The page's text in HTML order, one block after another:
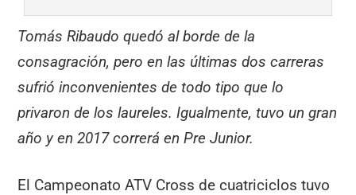
Tomás Ribaudo quedó al borde de la
consagración, pero en las últimas dos carreras
sufrió inconvenientes de todo tipo que lo
privaron de los laureles. Igualmente, tuvo un gran
año y en 2017 correrá en Pre Junior.
El Campeonato ATV Cross de cuatriciclos tuvo